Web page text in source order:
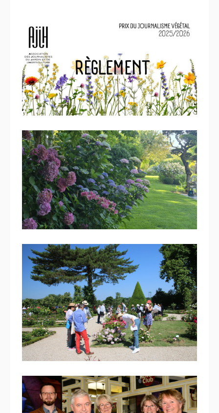
Règlement du Prix du
journalisme végétal
16 juillet 2025
Secrets de jardins côté ouest
9 juillet 2025
Défilé de jeunes Miss au jardin
de Bagatelle
16 décembre 2024